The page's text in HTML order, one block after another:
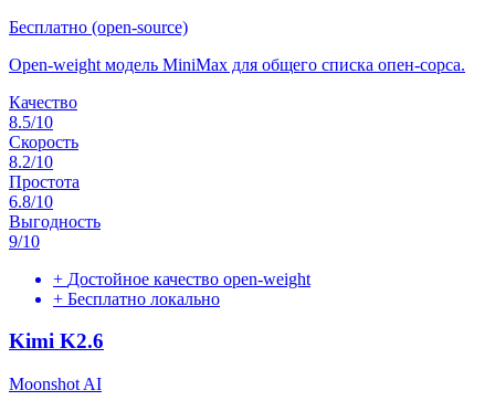
Бесплатно (open-source)
Open-weight модель MiniMax для общего списка опен-сорса.
Качество
8.5/10
Скорость
8.2/10
Простота
6.8/10
Выгодность
9/10
+ Достойное качество open-weight
+ Бесплатно локально
Kimi K2.6
Moonshot AI